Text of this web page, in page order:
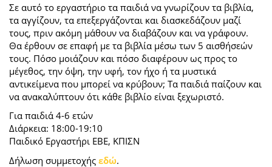
Σε αυτό το εργαστήριο τα παιδιά να γνωρίζουν τα βιβλία,
τα αγγίζουν, τα επεξεργάζονται και διασκεδάζουν μαζί
τους, πριν ακόμη μάθουν να διαβάζουν και να γράφουν.
Θα έρθουν σε επαφή με τα βιβλία μέσω των 5 αισθήσεών
τους. Πόσο μοιάζουν και πόσο διαφέρουν ως προς το
μέγεθος, την όψη, την υφή, τον ήχο ή τα μυστικά
αντικείμενα που μπορεί να κρύβουν; Τα παιδιά παίζουν και
να ανακαλύπτουν ότι κάθε βιβλίο είναι ξεχωριστό.
Για παιδιά 4-6 ετών
Διάρκεια: 18:00-19:10
Παιδικό Εργαστήρι ΕΒΕ, ΚΠΙΣΝ
Δήλωση συμμετοχής εδώ.